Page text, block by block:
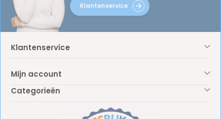
Klantenservice
Klantenservice
Mijn account
Categorieën